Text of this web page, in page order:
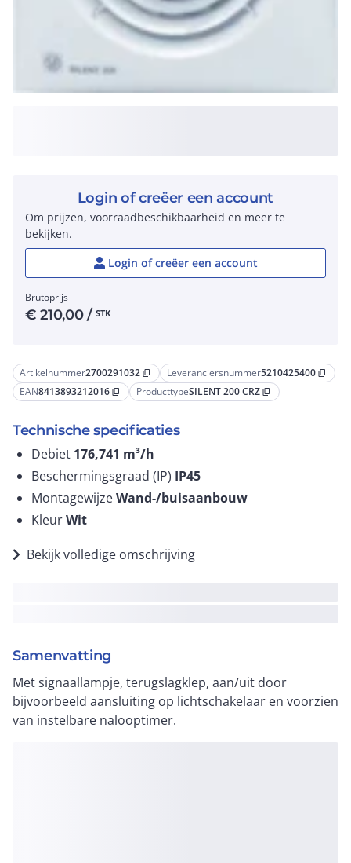
Artikelnummer2700291032 content_copy Leveranciersnummer5210425400 content_copy
EAN8413893212016 content_copy ProducttypeSILENT 200 CRZ content_copy
Technische specificaties
Debiet 176,741 m³/h
Beschermingsgraad (IP) IP45
MontagewijzeWand-/buisaanbouw
KleurWit
Bekijk volledige omschrijving
Samenvatting
Met signaallampje, terugslagklep, aan/uit door
bijvoorbeeld aansluiting op lichtschakelaar en voorzien
van instelbare nalooptimer.
Login of creëer een account
Om prijzen, voorraadbeschikbaarheid en meer te
bekijken.
Login of creëer een account
Brutoprijs
€210,00/ STK